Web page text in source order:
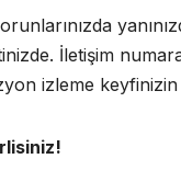
İletişim
izleme